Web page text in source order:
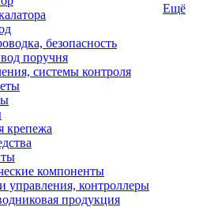
безопасность
поручня
системы контроля
крепежа
компоненты
управления, контроллеры
продукция
Ещё